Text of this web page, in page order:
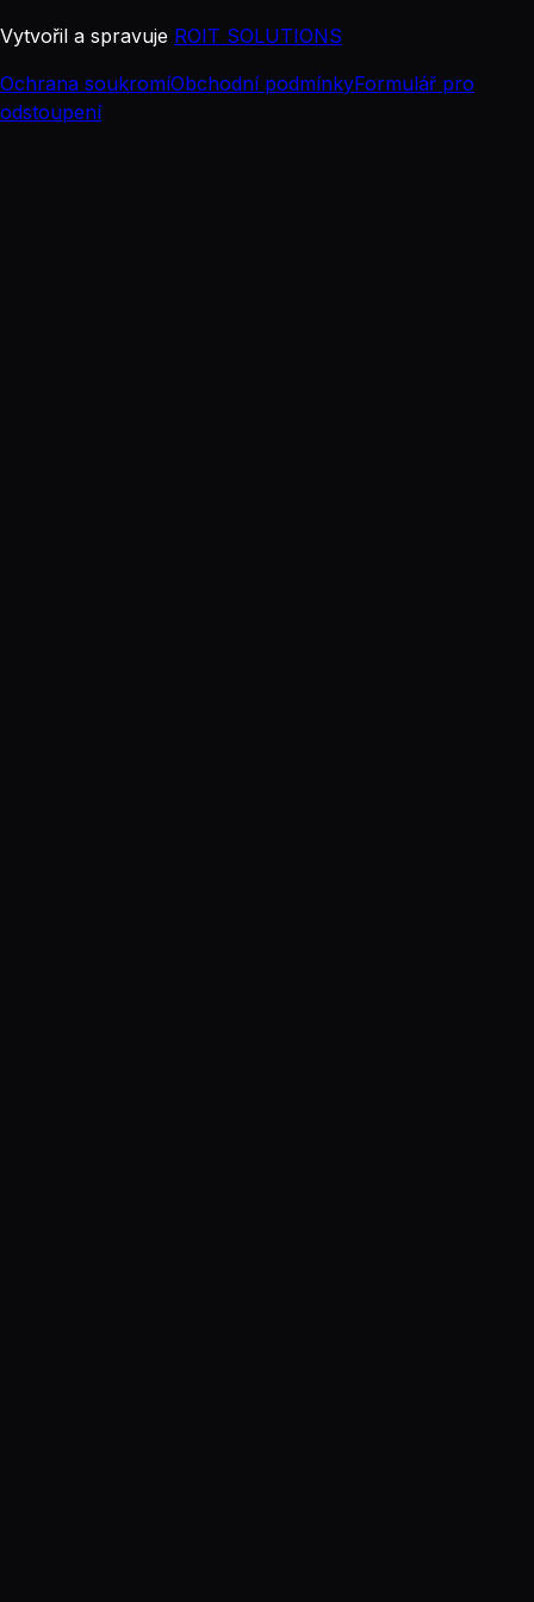
Vytvořil a spravuje ROIT SOLUTIONS
Ochrana soukromíObchodní podmínkyFormulář pro
odstoupení